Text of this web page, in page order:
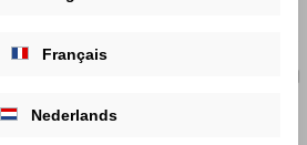
Français
Nederlands